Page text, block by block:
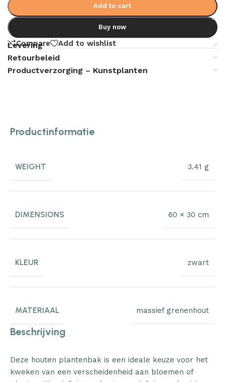
Add to cart
Buy now
Compare Add to wishlist
Levering
Retourbeleid
Productverzorging – Kunstplanten
Productinformatie
WEIGHT 3.41 g
DIMENSIONS 60 × 30 cm
KLEUR zwart
MATERIAAL massief grenenhout
Beschrijving
Deze houten plantenbak is een ideale keuze voor het
kweken van een verscheidenheid aan bloemen of